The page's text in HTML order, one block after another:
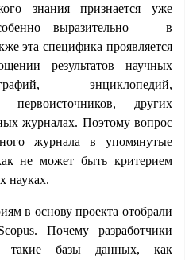
знания признается уже
выразительно — в
эта специфика проявляется
результатов научных
энциклопедий,
первоисточников, других
журналах. Поэтому вопрос
журнала в упомянутые
не может быть критерием
науках.
в основу проекта отобрали
Почему разработчики
такие базы данных, как